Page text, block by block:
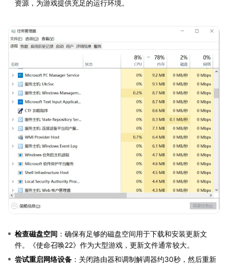
资源，为游戏提供充足的运行环境。
检查磁盘空间 ：确保有足够的磁盘空间用于下载和安装更新文
件。《使命召唤22》作为大型游戏，更新文件通常较大。
尝试重启网络设备 ：关闭路由器和调制解调器约30秒，然后重新